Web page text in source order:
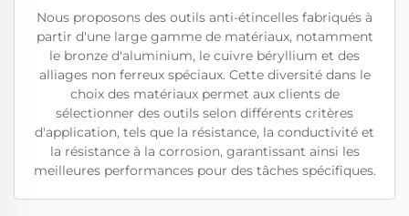
Nous proposons des outils anti-étincelles fabriqués à
partir d'une large gamme de matériaux, notamment
le bronze d'aluminium, le cuivre béryllium et des
alliages non ferreux spéciaux. Cette diversité dans le
choix des matériaux permet aux clients de
sélectionner des outils selon différents critères
d'application, tels que la résistance, la conductivité et
la résistance à la corrosion, garantissant ainsi les
meilleures performances pour des tâches spécifiques.